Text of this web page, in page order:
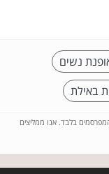
נשים
באילת
בלבד. אנו ממליצים